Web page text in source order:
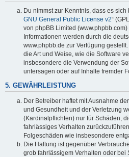
Du nimmst zur Kenntnis, dass es
GNU General Public License v2“
von phpBB Limited
Informationen werden durch die
www.phpbb.de zur Verfügung
die Art und Weise, wie die Software
insbesondere die Verwendung der
untersagen oder auf Inhalte fremder
5. GEWÄHRLEISTUNG
Der Betreiber haftet mit Ausnahme
und Gesundheit und der Verletzung
(Kardinalpflichten) nur für Schäden,
fahrlässiges Verhalten
Folgeschäden wie insbesondere
Die Haftung ist gegenüber
grob fahrlässigem Verhalten oder bei